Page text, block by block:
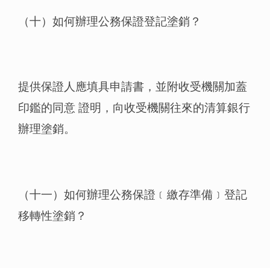
（十）如何辦理公務保證登記塗銷？
提供保證人應填具申請書，並附收受機關加蓋
印鑑的同意 證明，向收受機關往來的清算銀行
辦理塗銷。
（十一）如何辦理公務保證﹝繳存準備﹞登記
移轉性塗銷？